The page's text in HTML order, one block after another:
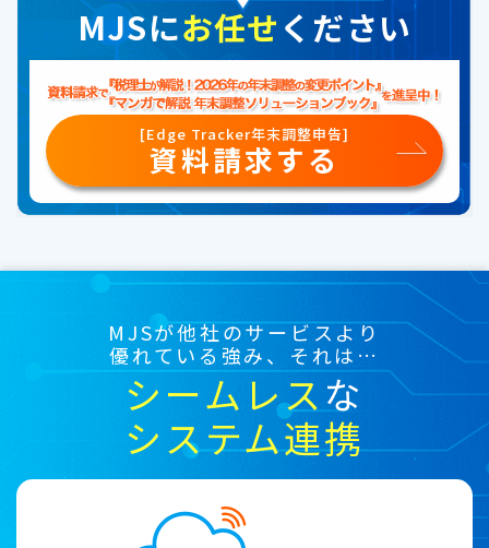
MJSにお任せください
[Edge Tracker年末調整申告]
資料請求する
MJSが他社のサービスより
優れている強み、それは…
シームレスな
システム連携